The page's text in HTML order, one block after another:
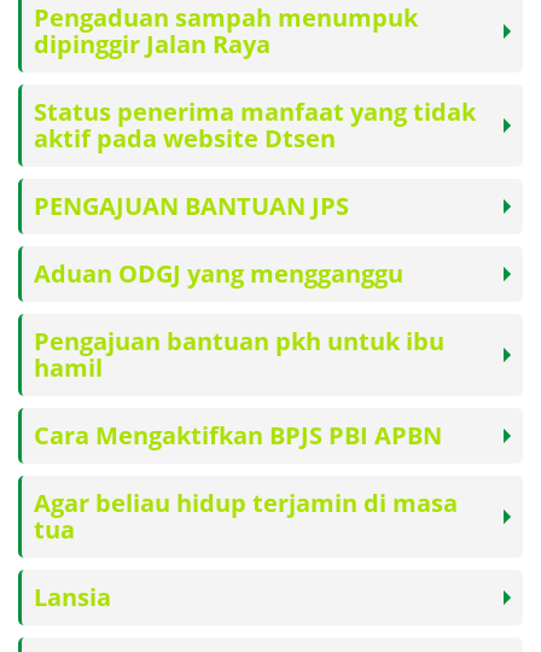
Pengaduan sampah menumpuk
dipinggir Jalan Raya
Status penerima manfaat yang tidak
aktif pada website Dtsen
PENGAJUAN BANTUAN JPS
Aduan ODGJ yang mengganggu
Pengajuan bantuan pkh untuk ibu
hamil
Cara Mengaktifkan BPJS PBI APBN
Agar beliau hidup terjamin di masa
tua
Lansia